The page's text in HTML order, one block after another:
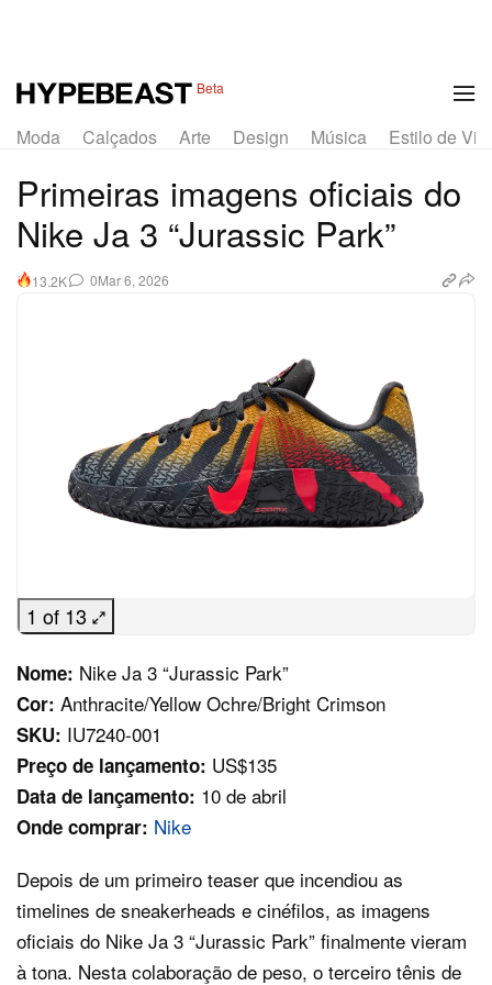
Beta
Moda Calçados Arte Design Música Estilo de
Primeiras imagens oficiais do
Nike Ja 3 “Jurassic Park”
13.2K 0Mar 6, 2026
1 of 13
Nome: Nike Ja 3 “Jurassic Park”
Cor: Anthracite/Yellow Ochre/Bright Crimson
SKU: IU7240-001
Preço de lançamento: US$135
Data de lançamento: 10 de abril
Onde comprar: Nike
Depois de um primeiro teaser que incendiou as
timelines de sneakerheads e cinéfilos, as imagens
oficiais do Nike Ja 3 “Jurassic Park” finalmente vieram
à tona. Nesta colaboração de peso, o terceiro tênis de